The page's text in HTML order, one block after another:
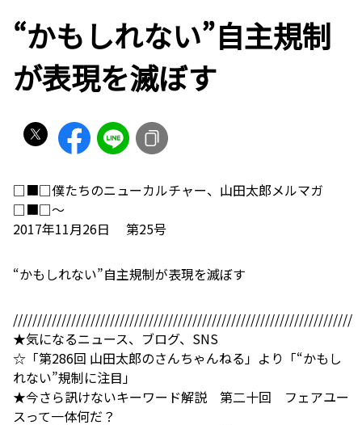
“かもしれない”自主規制
が表現を滅ぼす
□■□僕たちのニューカルチャー、山田太郎メルマガ
□■□～
2017年11月26日 第25号
“かもしれない”自主規制が表現を滅ぼす
//////////////////////////////////////////////////////////////////////
★気になるニュース、ブログ、SNS
☆「第286回 山田太郎のさんちゃんねる」より「“かもし
れない”規制に注目」
★今さら訊けないキーワード解説 第二十回 フェアユー
スって一体何だ？